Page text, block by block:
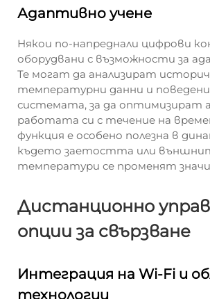
Адаптивно учене
Някои по-напреднали цифрови
оборудвани с възможности за
Те могат да анализират
температурни данни и
системата, за да оптимизират
работата си с течение на
функция е особено полезна в
където заетостта или
температури се променят
Дистанционно
опции за свързване
Интеграция на Wi-Fi и
технологии